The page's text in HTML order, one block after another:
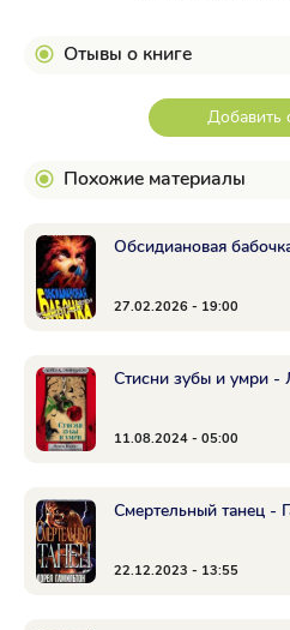
Отывы о книге
Добавить
Похожие материалы
Обсидиановая
27.02.2026 - 19:00
Стисни зубы и умри -
11.08.2024 - 05:00
Смертельный танец -
22.12.2023 - 13:55